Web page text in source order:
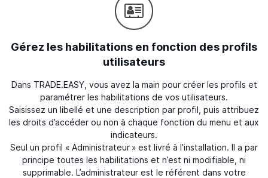
Gérez les habilitations en fonction des profils
utilisateurs
Dans TRADE.EASY, vous avez la main pour créer les profils et
paramétrer les habilitations de vos utilisateurs.
Saisissez un libellé et une description par profil, puis attribuez
les droits d’accéder ou non à chaque fonction du menu et aux
indicateurs.
Seul un profil « Administrateur » est livré à l’installation. Il a par
principe toutes les habilitations et n’est ni modifiable, ni
supprimable. L’administrateur est le référent dans votre